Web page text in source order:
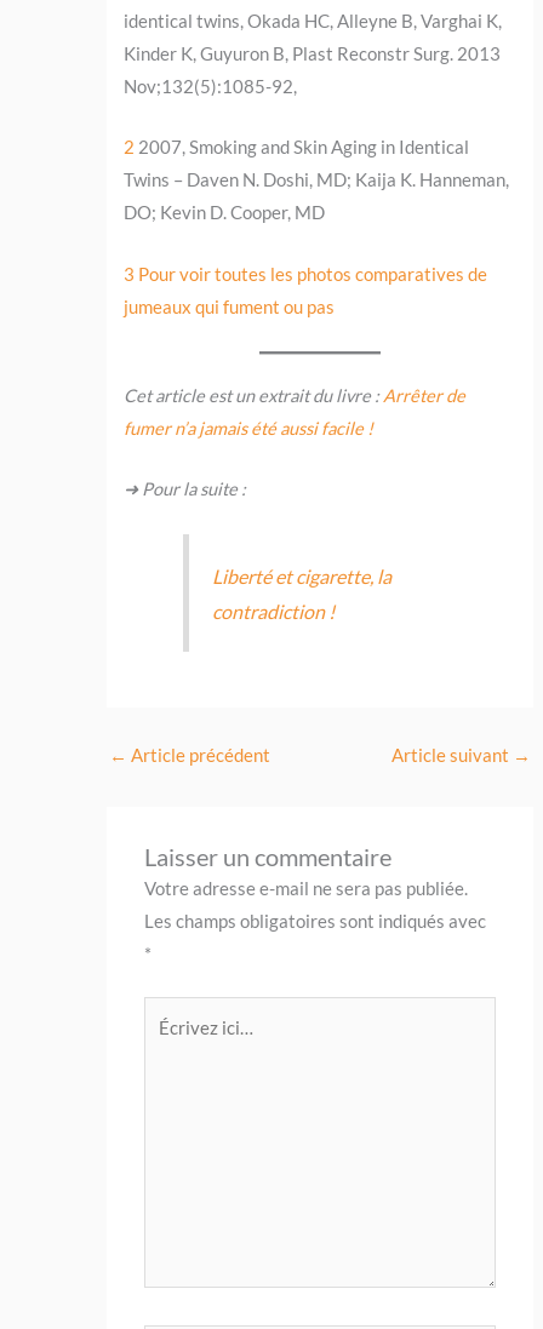
identical twins, Okada HC, Alleyne B, Varghai K,
Kinder K, Guyuron B, Plast Reconstr Surg. 2013
Nov;132(5):1085-92,
2 2007, Smoking and Skin Aging in Identical
Twins – Daven N. Doshi, MD; Kaija K. Hanneman,
DO; Kevin D. Cooper, MD
3 Pour voir toutes les photos comparatives de
jumeaux qui fument ou pas
Cet article est un extrait du livre :Arrêter de
fumer n’a jamais été aussi facile !
➜ Pour la suite :
Liberté et cigarette, la
contradiction !
← Article précédent Article suivant →
Laisser un commentaire
Votre adresse e-mail ne sera pas publiée.
Les champs obligatoires sont indiqués avec
*